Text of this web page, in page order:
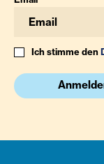
Ich stimme den